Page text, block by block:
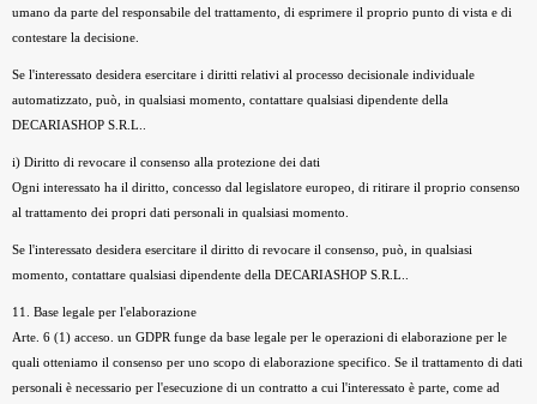
umano da parte del responsabile del trattamento, di esprimere il proprio punto di vista e di
contestare la decisione.
Se l'interessato desidera esercitare i diritti relativi al processo decisionale individuale
automatizzato, può, in qualsiasi momento, contattare qualsiasi dipendente della
DECARIASHOP S.R.L..
i) Diritto di revocare il consenso alla protezione dei dati
Ogni interessato ha il diritto, concesso dal legislatore europeo, di ritirare il proprio consenso
al trattamento dei propri dati personali in qualsiasi momento.
Se l'interessato desidera esercitare il diritto di revocare il consenso, può, in qualsiasi
momento, contattare qualsiasi dipendente della DECARIASHOP S.R.L..
11. Base legale per l'elaborazione
Arte. 6 (1) acceso. un GDPR funge da base legale per le operazioni di elaborazione per le
quali otteniamo il consenso per uno scopo di elaborazione specifico. Se il trattamento di dati
personali è necessario per l'esecuzione di un contratto a cui l'interessato è parte, come ad